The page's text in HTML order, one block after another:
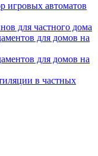
игровых автоматов
для частного дома
для домов на
для домов на
в частных